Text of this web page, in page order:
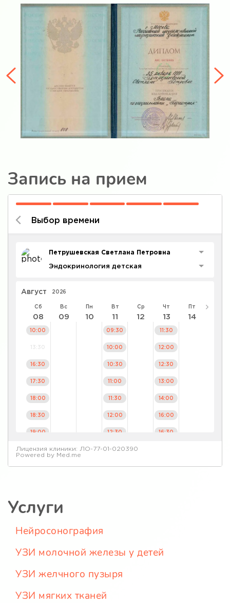
Запись на прием
Услуги
Нейросонография
УЗИ молочной железы у детей
УЗИ желчного пузыря
УЗИ мягких тканей